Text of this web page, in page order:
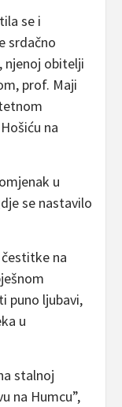
se i
srdačno
njenoj obitelji
prof. Maji
na
u
se nastavilo
na
puno ljubavi,
u
stalnoj
na Humcu”,